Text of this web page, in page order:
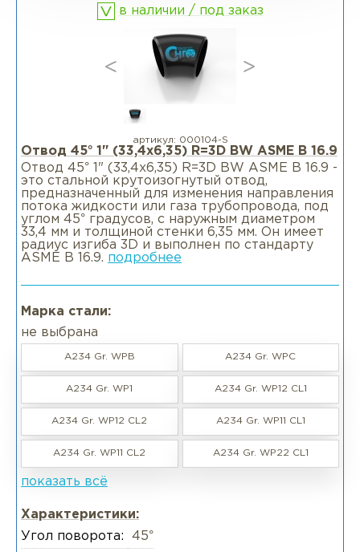
Фланцы раструбные SW
Фланцы свободные LJ
Фланцы воротниковые удлиненные
Фланцы воротниковые WN
в наличии / под заказ
артикул: 000104-S
Отвод 45° 1" (33,4х6,35) R=3D BW ASME B 16.9
Отвод 45° 1" (33,4х6,35) R=3D BW ASME B 16.9 -
это стальной крутоизогнутый отвод,
предназначенный для изменения направления
потока жидкости или газа трубопровода, под
углом 45° градусов, с наружным диаметром
33,4 мм и толщиной стенки 6,35 мм. Он имеет
радиус изгиба 3D и выполнен по стандарту
ASME B 16.9. подробнее
Марка стали:
не выбрана
A234 Gr. WPB A234 Gr. WPC
A234 Gr. WP1 A234 Gr. WP12 CL1
A234 Gr. WP12 CL2 A234 Gr. WP11 CL1
A234 Gr. WP11 CL2 A234 Gr. WP22 CL1
показать всё
Характеристики:
Угол поворота:
45°